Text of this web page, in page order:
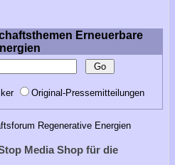
Erneuerbare
Original-Pressemitteilungen
Regenerative Energien
Media Shop für die